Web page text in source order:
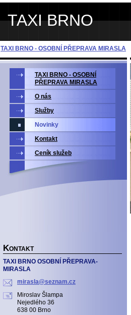
TAXI BRNO
TAXI BRNO - OSOBNÍ PŘEPRAVA MIRASLA
TAXI BRNO - OSOBNÍ
PŘEPRAVA MIRASLA
O nás
Služby
Novinky
Kontakt
Ceník služeb
KONTAKT
TAXI BRNO OSOBNÍ PŘEPRAVA-
MIRASLA
mirasla@seznam.cz
Miroslav Šlampa
Nejedlého 36
638 00 Brno